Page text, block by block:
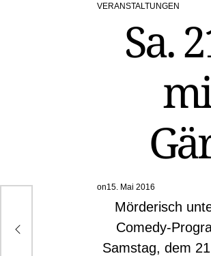
POSTED
VERANSTALTUNGEN
Sa.
on15. Mai 2016
Mörderisch
Comedy-
Samstag, dem